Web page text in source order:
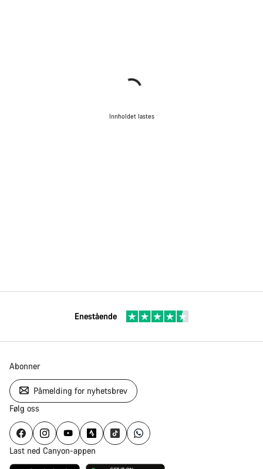
Innholdet lastes
Enestående
Abonner
Påmelding for nyhetsbrev
Følg oss
Last ned Canyon-appen